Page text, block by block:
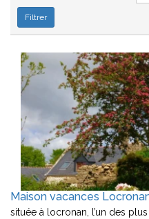
Maison vacances
située à locronan, l’un des